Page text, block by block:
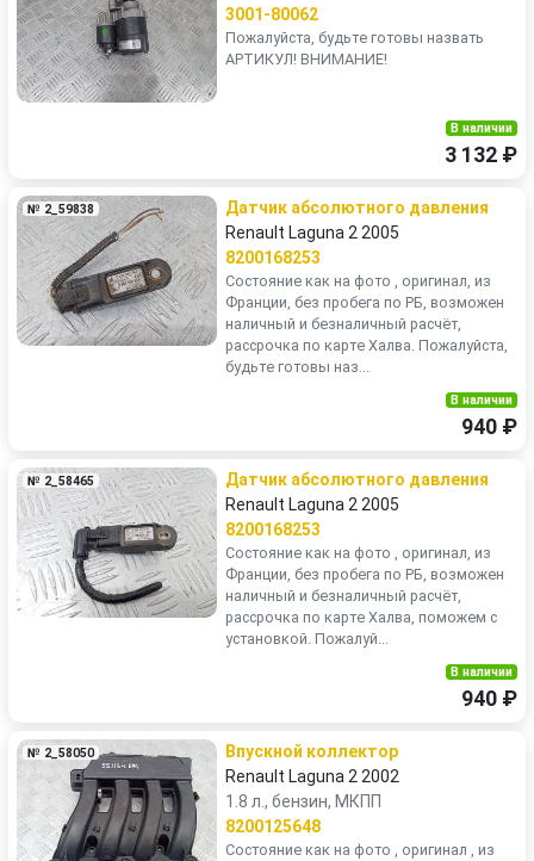
3001-80062
Пожалуйста, будьте готовы назвать
АРТИКУЛ! ВНИМАНИЕ!
В наличии
3 132 ₽
№ 2_59838
Датчик абсолютного давления
Renault Laguna 2 2005
8200168253
Состояние как на фото , оригинал, из
Франции, без пробега по РБ, возможен
наличный и безналичный расчёт,
рассрочка по карте Халва. Пожалуйста,
будьте готовы наз...
В наличии
940 ₽
№ 2_58465
Датчик абсолютного давления
Renault Laguna 2 2005
8200168253
Состояние как на фото , оригинал, из
Франции, без пробега по РБ, возможен
наличный и безналичный расчёт,
рассрочка по карте Халва, поможем с
установкой. Пожалуй...
В наличии
940 ₽
№ 2_58050
Впускной коллектор
Renault Laguna 2 2002
1.8 л., бензин, МКПП
8200125648
Состояние как на фото , оригинал , из